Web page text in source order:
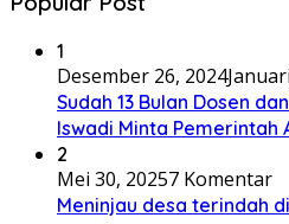
1
Desember 26, 2024
Sudah 13 Bulan Dosen
Iswadi Minta Pemerintah
2
Mei 30, 20257 Komentar
Meninjau desa terindah